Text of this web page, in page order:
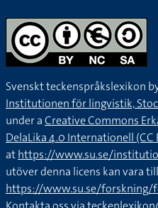
Svenskt teckenspråkslexikon
Institutionen för lingvistik,
under aCreative Commons
DelaLika 4.0 Internationell (CC
athttps://www.su.se/
utöver denna licens kan vara
https://www.su.se/forskning/